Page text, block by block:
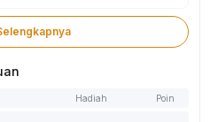
Hadiah Poin